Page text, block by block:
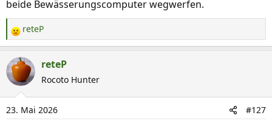
beide Bewässerungscomputer wegwerfen.
R
e
a
k
t
i
o
reteP
reteP
Rocoto Hunter
23. Mai 2026 #127